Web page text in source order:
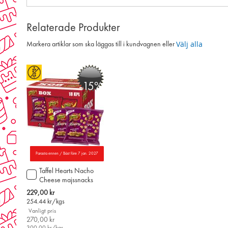
Relaterade Produkter
Markera artiklar som ska läggas till i kundvagnen eller Välj alla
-15%
Parasta ennen / Bäst före 7 jan. 2027
Taffel Hearts Nacho
Cheese majssnacks
50g x 18st
Special
Price
229,00 kr
254.44 kr/kgs
Vanligt pris
270,00 kr
Lägg
till
i
varukorgen